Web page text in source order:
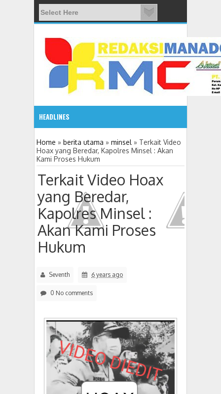
HEADLINES
2:10 PM
Gelar Seminar Budaya, Masyarakat Siap Tentukan Tahun
Home » berita utama » minsel » Terkait Video
Hoax yang Beredar, Kapolres Minsel : Akan
Kami Proses Hukum
Terkait Video Hoax
yang Beredar,
Kapolres Minsel :
Akan Kami Proses
Hukum
Seventh 6 years ago
0 No comments